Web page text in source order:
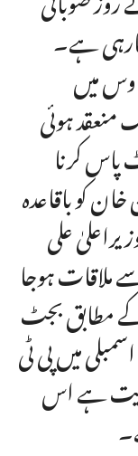
ہے۔
میں
ہوئی
کرنا
کو باقاعدہ
علی
ملاقات ہوجا
مطابق بجٹ
میں پی ٹی
ہے اس